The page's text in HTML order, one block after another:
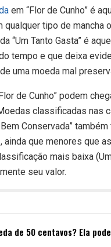
em “Flor de Cunho” é
qualquer tipo de mancha
“Um Tanto Gasta” é
tempo e que deixa
uma moeda mal
de Cunho” podem
classificadas nas
Conservada”
ainda que menores que
mais baixa
seu valor.
de 50 centavos? Ela